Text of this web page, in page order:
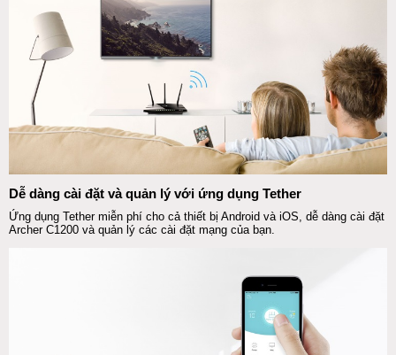
Dễ dàng cài đặt và quản lý với ứng dụng Tether
Ứng dụng Tether miễn phí cho cả thiết bị Android và iOS, dễ dàng cài đặt
Archer C1200 và quản lý các cài đặt mạng của bạn.